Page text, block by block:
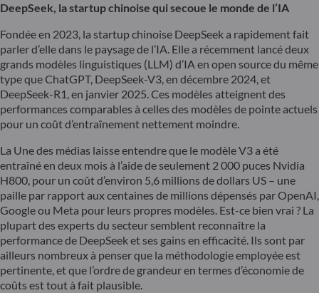
DeepSeek, la startup chinoise qui secoue le monde de l’IA
Fondée en 2023, la startup chinoise DeepSeek a rapidement fait
parler d’elle dans le paysage de l’IA. Elle a récemment lancé deux
grands modèles linguistiques (LLM) d’IA en open source du même
type que ChatGPT, DeepSeek-V3, en décembre 2024, et
DeepSeek-R1, en janvier 2025. Ces modèles atteignent des
performances comparables à celles des modèles de pointe actuels
pour un coût d’entraînement nettement moindre.
La Une des médias laisse entendre que le modèle V3 a été
entraîné en deux mois à l’aide de seulement 2 000 puces Nvidia
H800, pour un coût d’environ 5,6 millions de dollars US – une
paille par rapport aux centaines de millions dépensés par OpenAI,
Google ou Meta pour leurs propres modèles. Est-ce bien vrai ? La
plupart des experts du secteur semblent reconnaître la
performance de DeepSeek et ses gains en efficacité. Ils sont par
ailleurs nombreux à penser que la méthodologie employée est
pertinente, et que l’ordre de grandeur en termes d’économie de
coûts est tout à fait plausible.